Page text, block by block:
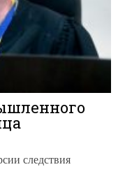
следствия